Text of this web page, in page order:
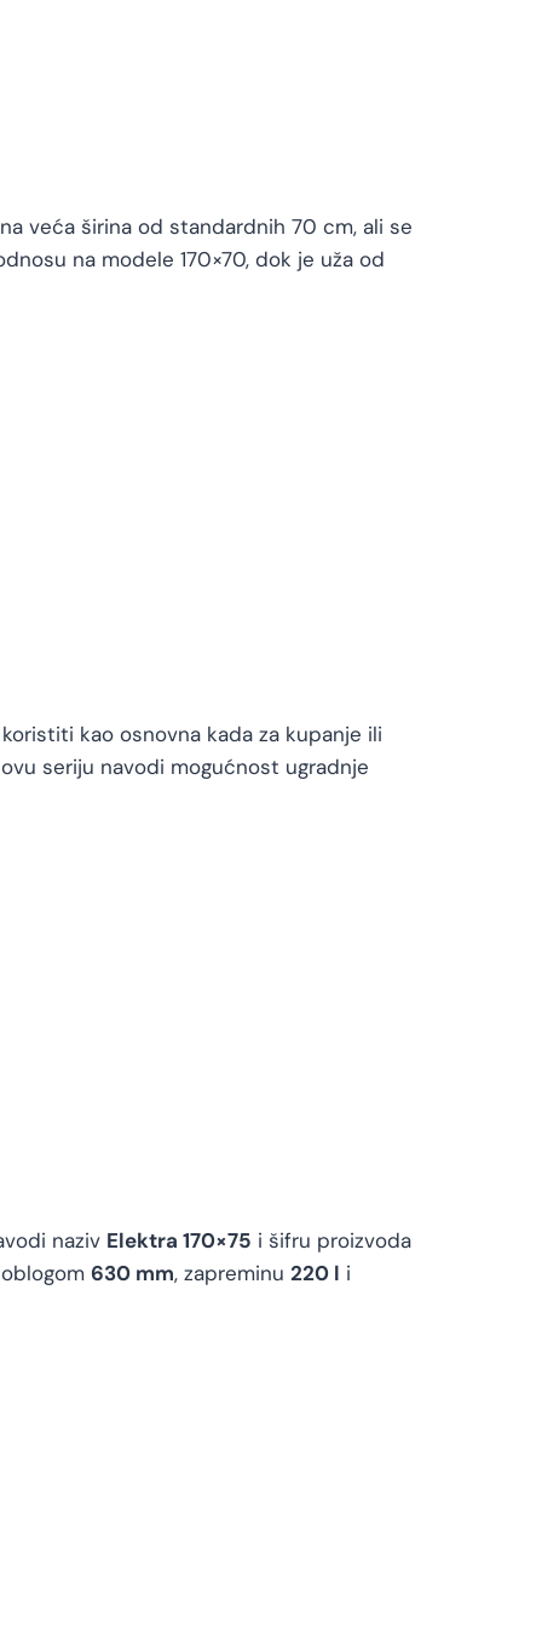
veća širina od standardnih 70 cm, ali se
na modele 170×70, dok je uža od
kao osnovna kada za kupanje ili
seriju navodi mogućnost ugradnje
naziv Elektra 170×75 i šifru proizvoda
630 mm, zapreminu 220 l i